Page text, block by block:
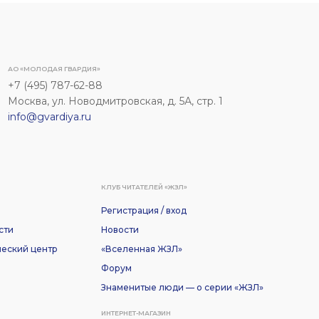
АО «МОЛОДАЯ ГВАРДИЯ»
+7 (495) 787-62-88
Москва, ул. Новодмитровская, д. 5А, стр. 1
info@gvardiya.ru
центр
КЛУБ ЧИТАТЕЛЕЙ «ЖЗЛ»
Регистрация / вход
Новости
«Вселенная ЖЗЛ»
Форум
Знаменитые люди — о серии «ЖЗЛ»
ИНТЕРНЕТ-МАГАЗИН